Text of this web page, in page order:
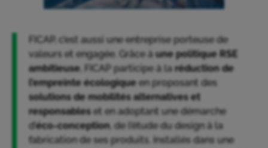
FICAP, c’est aussi une entreprise porteuse de
valeurs et engagée. Grâce àune politique RSE
ambitieuse , FICAP participe à laréduction de
l’empreinte écologiqueen proposant des
solutions de mobilités alternatives et
responsableset en adoptant une démarche
d’éco-conception, de l’étude du design à la
fabrication de ses produits. Installés dans une